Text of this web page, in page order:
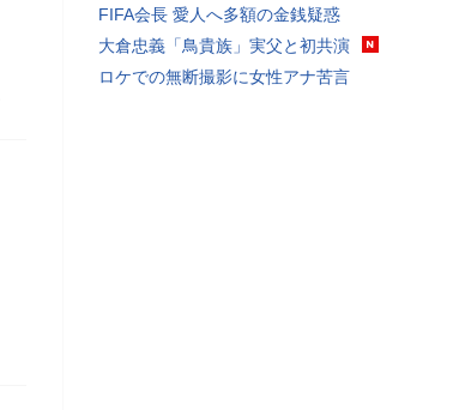
FIFA会長 愛人へ多額の金銭疑惑
大倉忠義「鳥貴族」実父と初共演
ロケでの無断撮影に女性アナ苦言